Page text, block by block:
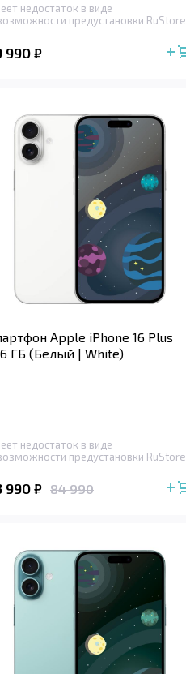
недостаток в виде
предустановки RuStore
990 ₽
Apple iPhone 16 Plus
ГБ (Белый | White)
недостаток в виде
предустановки RuStore
990 ₽ 84 990